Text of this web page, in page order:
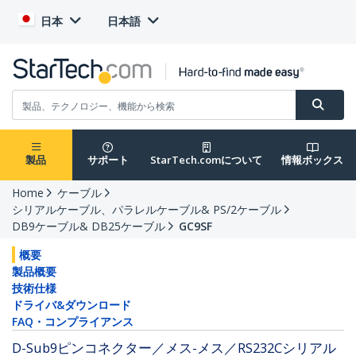
日本 日本語
製品 サポート StarTech.comについて 情報ボックス
Home
ケーブル
シリアルケーブル、パラレルケーブル& PS/2ケーブル
DB9ケーブル& DB25ケーブル
GC9SF
概要
製品概要
技術仕様
ドライバ&ダウンロード
FAQ・コンプライアンス
D-Sub9ピンコネクター／メス-メス／RS232Cシリアル